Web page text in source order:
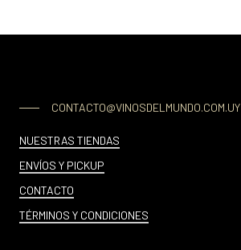
CONTACTO@VINOSDELMUNDO.COM.UY
NUESTRAS TIENDAS
ENVÍOS Y PICKUP
CONTACTO
TÉRMINOS Y CONDICIONES